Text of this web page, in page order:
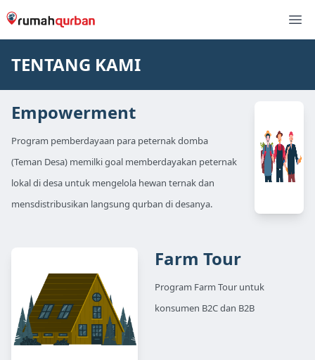
TENTANG KAMI
Empowerment
Program pemberdayaan para peternak domba
(Teman Desa) memilki goal memberdayakan peternak
lokal di desa untuk mengelola hewan ternak dan
mensdistribusikan langsung qurban di desanya.
Farm Tour
Program Farm Tour untuk
konsumen B2C dan B2B